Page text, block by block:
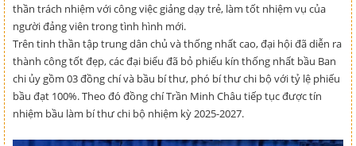
thần trách nhiệm với công việc giảng dạy trẻ, làm tốt nhiệm vụ của
người đảng viên trong tình hình mới.
Trên tinh thần tập trung dân chủ và thống nhất cao, đại hội đã diễn ra
thành công tốt đẹp, các đại biểu đã bỏ phiếu kín thống nhất bầu Ban
chi ủy gồm 03 đồng chí và bầu bí thư, phó bí thư chi bộ với tỷ lệ phiếu
bầu đạt 100%. Theo đó đồng chí Trần Minh Châu tiếp tục được tín
nhiệm bầu làm bí thư chi bộ nhiệm kỳ 2025-2027.